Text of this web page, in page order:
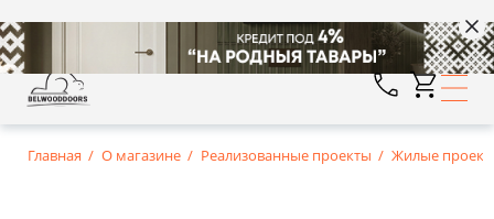
Главная О магазине Реализованные проекты Жилые